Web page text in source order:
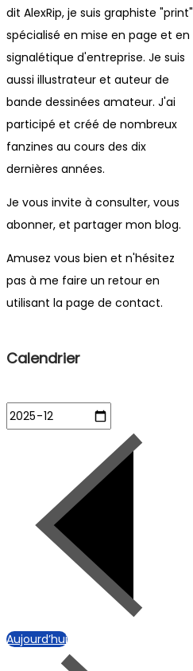
dit AlexRip, je suis graphiste "print"
spécialisé en mise en page et en
signalétique d'entreprise. Je suis
aussi illustrateur et auteur de
bande dessinées amateur. J'ai
participé et créé de nombreux
fanzines au cours des dix
dernières années.
Je vous invite à consulter, vous
abonner, et partager mon blog.
Amusez vous bien et n'hésitez
pas à me faire un retour en
utilisant la page de contact.
Calendrier
Aujourd’hui